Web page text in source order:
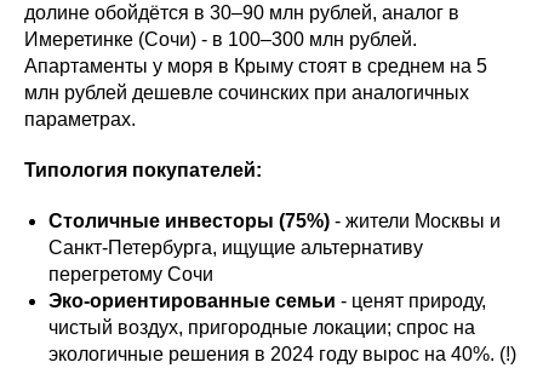
долине обойдётся в 30–90 млн рублей, аналог в
Имеретинке (Сочи) - в 100–300 млн рублей.
Апартаменты у моря в Крыму стоят в среднем на 5
млн рублей дешевле сочинских при аналогичных
параметрах.
Типология покупателей:
Столичные инвесторы (75%) - жители Москвы и
Санкт-Петербурга, ищущие альтернативу
перегретому Сочи
Эко-ориентированные семьи - ценят природу,
чистый воздух, пригородные локации; спрос на
экологичные решения в 2024 году вырос на 40%. (!)